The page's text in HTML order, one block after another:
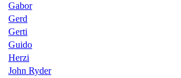
Gabor
Gerd
Gerti
Guido
Herzi
John Ryder